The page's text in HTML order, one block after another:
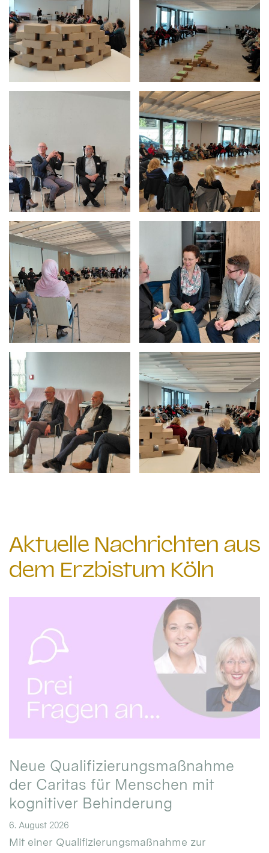
Aktuelle Nachrichten aus
dem Erzbistum Köln
Neue Qualifizierungsmaßnahme
der Caritas für Menschen mit
kognitiver Behinderung
6. August 2026
Mit einer Qualifizierungsmaßnahme zur